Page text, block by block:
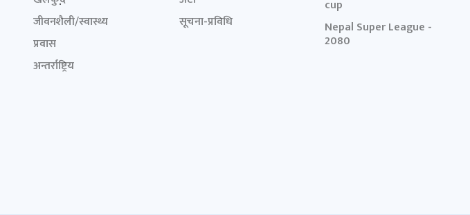
जीवनशैली/स्वास्थ्य
प्रवास
अन्तर्राष्ट्रिय
सूचना-प्रविधि
cup
Nepal Super League -
2080